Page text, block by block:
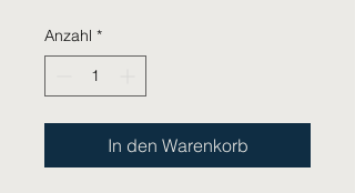
Anzahl *
In den Warenkorb